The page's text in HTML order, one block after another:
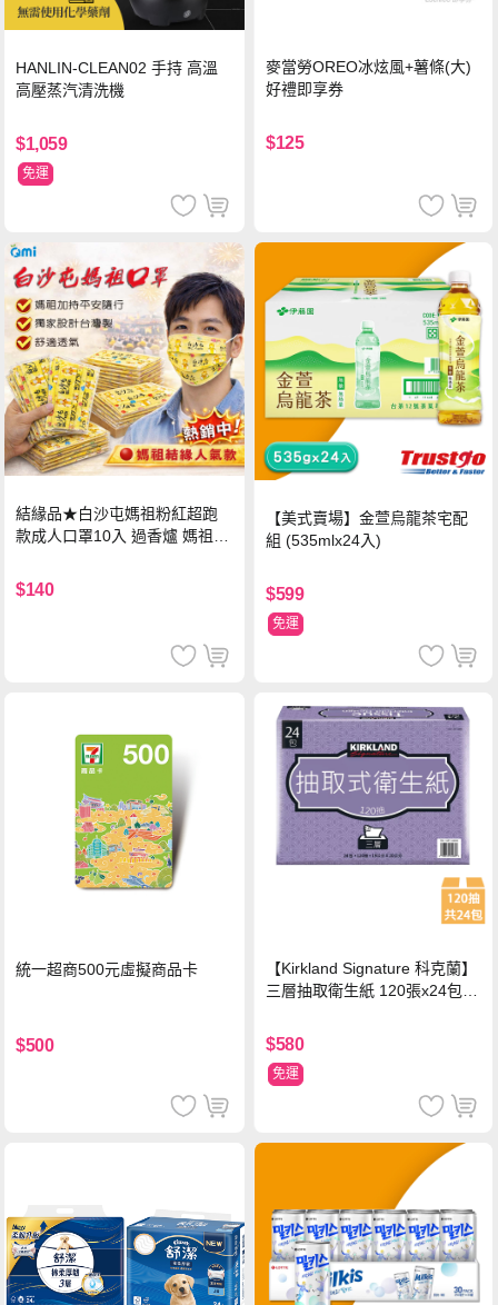
HANLIN-CLEAN02 手持 高溫
高壓蒸汽清洗機
$1,059
免運
麥當勞OREO冰炫風+薯條(大)
好禮即享券
$125
結緣品★白沙屯媽祖粉紅超跑
款成人口罩10入 過香爐 媽祖加
$140
【美式賣場】金萱烏龍茶宅配
組 (535mlx24入)
$599
免運
統一超商500元虛擬商品卡
$500
【Kirkland Signature 科克蘭】
三層抽取衛生紙 120張x24包x1
$580
免運